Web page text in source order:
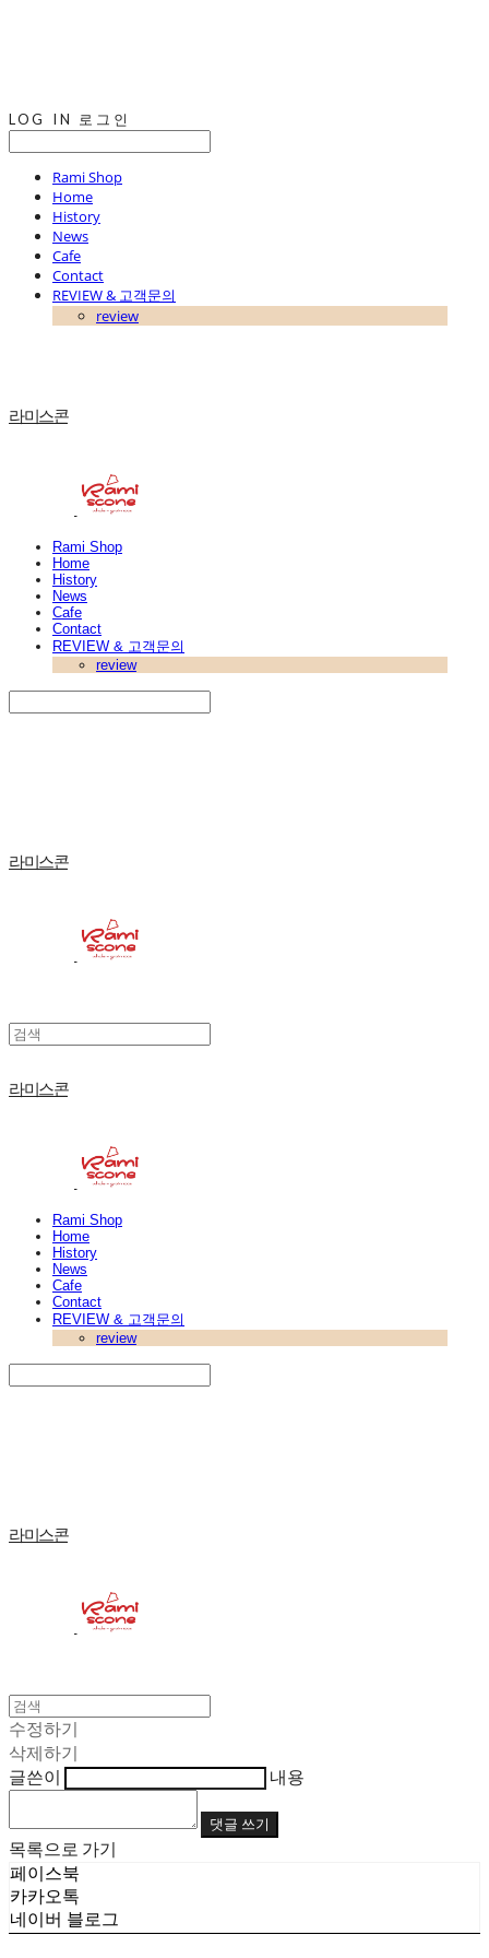
LOG IN 로그인
Rami Shop
Home
History
News
Cafe
Contact
REVIEW & 고객문의
review
라미스콘
Rami Shop
Home
History
News
Cafe
Contact
REVIEW & 고객문의
review
라미스콘
라미스콘
Rami Shop
Home
History
News
Cafe
Contact
REVIEW & 고객문의
review
라미스콘
수정하기
삭제하기
글쓴이
내용
댓글 쓰기
목록으로 가기
페이스북
카카오톡
네이버 블로그